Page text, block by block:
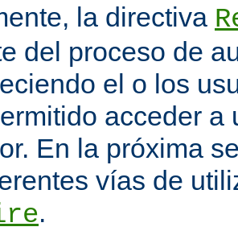
la directiva
del proceso de
el o los
acceder a
En la próxima
vías de
.